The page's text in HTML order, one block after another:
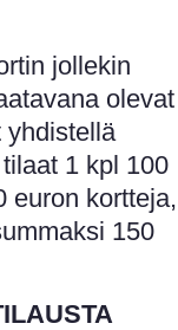
jollekin
olevat
yhdistellä
1 kpl 100
euron kortteja,
150